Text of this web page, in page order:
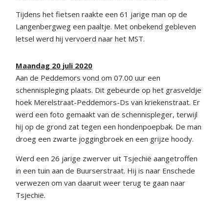
Tijdens het fietsen raakte een 61 jarige man op de
Langenbergweg een paaltje. Met onbekend gebleven
letsel werd hij vervoerd naar het MST.
Maandag 20 juli 2020
Aan de Peddemors vond om 07.00 uur een
schennispleging plaats. Dit gebeurde op het grasveldje
hoek Merelstraat-Peddemors-Ds van kriekenstraat. Er
werd een foto gemaakt van de schennispleger, terwijl
hij op de grond zat tegen een hondenpoepbak. De man
droeg een zwarte joggingbroek en een grijze hoody.
Werd een 26 jarige zwerver uit Tsjechië aangetroffen
in een tuin aan de Buurserstraat. Hij is naar Enschede
verwezen om van daaruit weer terug te gaan naar
Tsjechië.